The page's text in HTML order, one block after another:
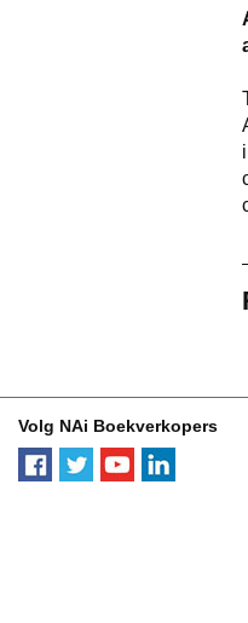
Volg NAi Boekverkopers